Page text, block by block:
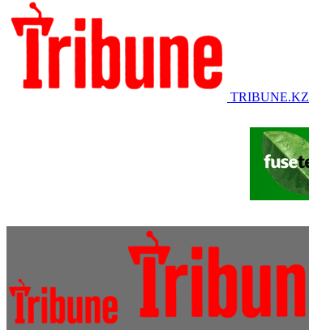
TRIBUNE.KZ